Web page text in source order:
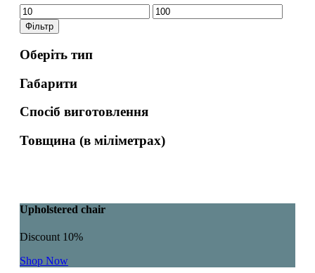
Мінімальна
ціна
Найбільша
ціна
Фільтр
Оберіть тип
Габарити
Спосіб виготовлення
Товщина (в міліметрах)
Upholstered chair
Discount 10%
Shop Now